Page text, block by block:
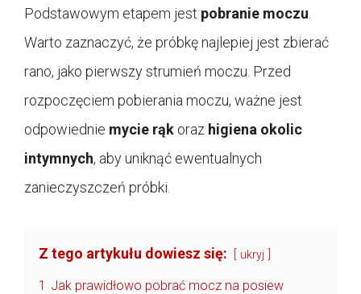
Podstawowym etapem jest pobranie moczu
Warto zaznaczyć, że próbkę najlepiej jest zbierać
rano, jako pierwszy strumień moczu. Przed
rozpoczęciem pobierania moczu, ważne jest
odpowiednie mycie rąk oraz higiena okolic
intymnych, aby uniknąć ewentualnych
zanieczyszczeń próbki.
Z tego artykułu dowiesz się: ukryj
1 Jak prawidłowo pobrać mocz na posiew